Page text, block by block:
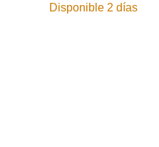
Disponible 2 días